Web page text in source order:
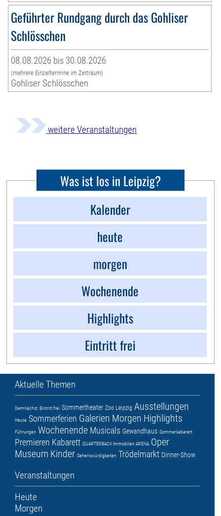
Geführter Rundgang durch das Gohliser
Schlösschen
08.08.2026 bis 30.08.2026
(mehrere Einzeltermine im Zeitraum)
Gohliser Schlösschen
weitere Veranstaltungen
Was ist los in Leipzig?
Kalender
heute
morgen
Wochenende
Highlights
Eintritt frei
Aktuelle Themen
Demnächst Eintritt frei Sommertheater Zoo Leipzig Ausstellungen
Heute Sommerferien Galerien Morgen Highlights
Führungen Wochenende Musicals Gewandhaus Sommerkabarett
Premieren Kabarett QUARTERBACK Immobilien ARENA Oper
Museum Kinder Sehenswürdigkeiten Trödelmarkt Dinner-Show
Veranstaltungen
Heute
Morgen